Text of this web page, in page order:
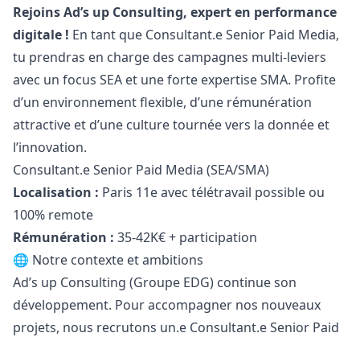
Description
Rejoins Ad’s up Consulting, expert en performance
digitale ! En tant que Consultant.e Senior Paid Media,
tu prendras en charge des campagnes multi-leviers
avec un focus SEA et une forte expertise SMA. Profite
d’un environnement flexible, d’une rémunération
attractive et d’une culture tournée vers la donnée et
l’innovation.
Consultant.e Senior Paid Media (SEA/SMA)
Localisation : Paris 11e avec télétravail possible ou
100% remote
Rémunération : 35-42K€ + participation
🌐 Notre contexte et ambitions
Ad’s up Consulting (Groupe EDG) continue son
développement. Pour accompagner nos nouveaux
projets, nous recrutons un.e Consultant.e Senior Paid